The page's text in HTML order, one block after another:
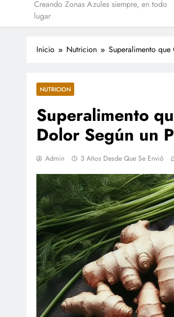
Creando Zonas Azules siempre, en todo
lugar
Inicio Nutricion Superalimento
NUTRICION
Superalimento
Dolor Según un
Admin 3 Años Desde Que Se Envió